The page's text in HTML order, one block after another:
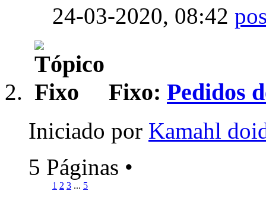
24-03-2020, 08:42
Fixo: Pedidos
Iniciado por Kamahl
5 Páginas •
1 2 3 ... 5